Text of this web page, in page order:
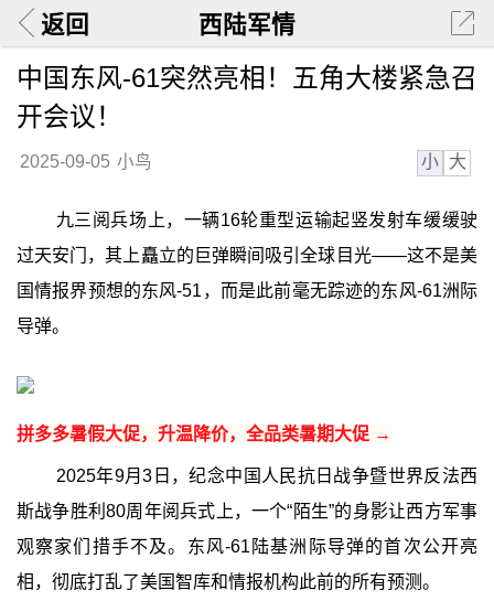
返回 西陆军情
中国东风-61突然亮相！五角大楼紧急召
开会议！
2025-09-05 小鸟 小 大
九三阅兵场上，一辆16轮重型运输起竖发射车缓缓驶
过天安门，其上矗立的巨弹瞬间吸引全球目光——这不是美
国情报界预想的东风-51，而是此前毫无踪迹的东风-61洲际
导弹。
拼多多暑假大促，升温降价，全品类暑期大促 →
2025年9月3日，纪念中国人民抗日战争暨世界反法西
斯战争胜利80周年阅兵式上，一个“陌生”的身影让西方军事
观察家们措手不及。东风-61陆基洲际导弹的首次公开亮
相，彻底打乱了美国智库和情报机构此前的所有预测。